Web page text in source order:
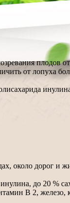
плодов
от лопуха
около
до 20 %
В 2,